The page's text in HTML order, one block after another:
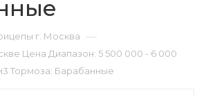
г. Москва —
Цена Диапазон: 5 500 000 - 6 000
Тормоза: Барабанные